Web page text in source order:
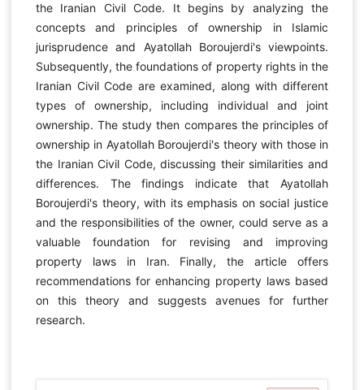
the Iranian Civil Code. It begins by analyzing the
concepts and principles of ownership in Islamic
jurisprudence and Ayatollah Boroujerdi's viewpoints.
Subsequently, the foundations of property rights in the
Iranian Civil Code are examined, along with different
types of ownership, including individual and joint
ownership. The study then compares the principles of
ownership in Ayatollah Boroujerdi's theory with those in
the Iranian Civil Code, discussing their similarities and
differences. The findings indicate that Ayatollah
Boroujerdi's theory, with its emphasis on social justice
and the responsibilities of the owner, could serve as a
valuable foundation for revising and improving
property laws in Iran. Finally, the article offers
recommendations for enhancing property laws based
on this theory and suggests avenues for further
research.